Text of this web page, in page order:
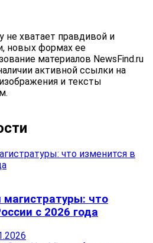
хватает правдивой и
новых формах ее
материалов NewsFind.ru
активной ссылки на
и тексты
магистратуры: что
с 2026 года